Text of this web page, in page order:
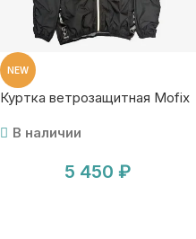
NEW
Куртка ветрозащитная Mofix
В наличии
5 450 ₽